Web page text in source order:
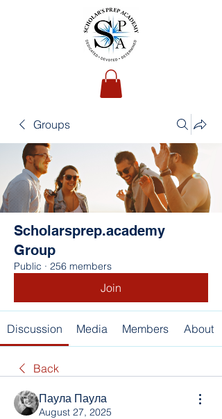
Groups
Scholarsprep.academy
Group
Public · 256 members
Join
Discussion Media Members About
Back
Паула Паула
August 27, 2025